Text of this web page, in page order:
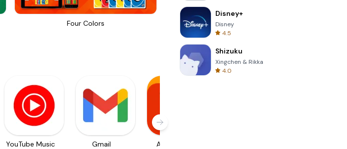
Four Colors 3D Free Kick
YouTube Music Gmail AliExpress
Disney+
Disney
4.5
Shizuku
Xingchen & Rikka
4.0